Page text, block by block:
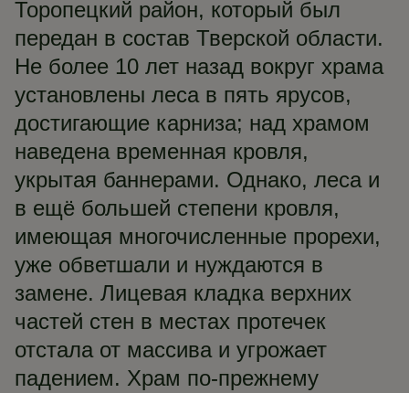
Торопецкий район, который был
передан в состав Тверской области.
Не более 10 лет назад вокруг храма
установлены леса в пять ярусов,
достигающие карниза; над храмом
наведена временная кровля,
укрытая баннерами. Однако, леса и
в ещё большей степени кровля,
имеющая многочисленные прорехи,
уже обветшали и нуждаются в
замене. Лицевая кладка верхних
частей стен в местах протечек
отстала от массива и угрожает
падением. Храм по-прежнему